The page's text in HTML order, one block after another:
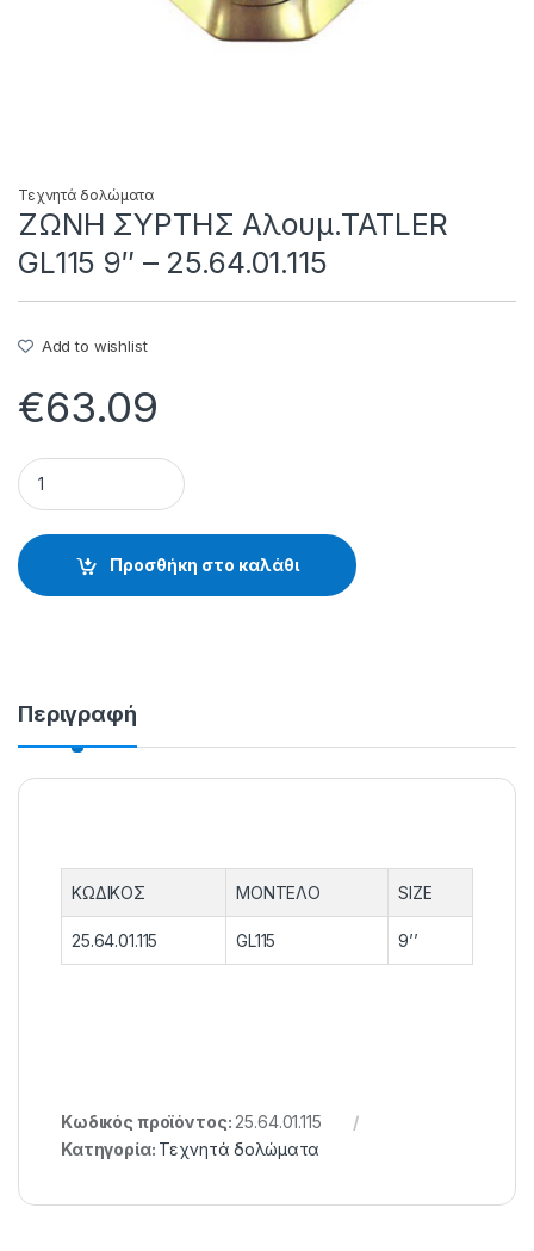
Τεχνητά δολώματα
ΖΩΝΗ ΣΥΡΤΗΣ Αλουμ.TATLER
GL115 9″ – 25.64.01.115
Add to wishlist
€63.09
ΖΩΝΗ ΣΥΡΤΗΣ Αλουμ.TATLER GL115 9" - 25.64.01.115
Προσθήκη στο καλάθι
Περιγραφή
ΚΩΔΙΚΟΣ ΜΟΝΤΕΛΟ SIZE
25.64.01.115 GL115 9’’
Κωδικός προϊόντος: 25.64.01.115
Κατηγορία: Τεχνητά δολώματα